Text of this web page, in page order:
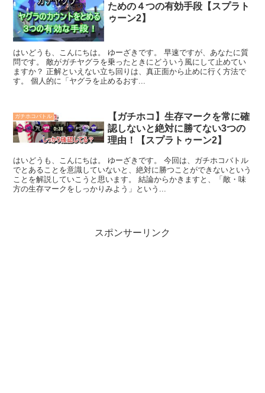
ための４つの有効手段【スプラト
ゥーン2】
はいどうも、こんにちは。 ゆーざきです。 早速ですが、あなたに質
問です。 敵がガチヤグラを乗ったときにどういう風にして止めてい
ますか？ 正解といえない立ち回りは、真正面から止めに行く方法で
す。 個人的に「ヤグラを止めるおす...
ガチホコバトル
【ガチホコ】生存マークを常に確
認しないと絶対に勝てない3つの
理由！【スプラトゥーン2】
はいどうも、こんにちは。 ゆーざきです。 今回は、ガチホコバトル
でとあることを意識していないと、絶対に勝つことができないという
ことを解説していこうと思います。 結論からかきますと、「敵・味
方の生存マークをしっかりみよう」という...
スポンサーリンク